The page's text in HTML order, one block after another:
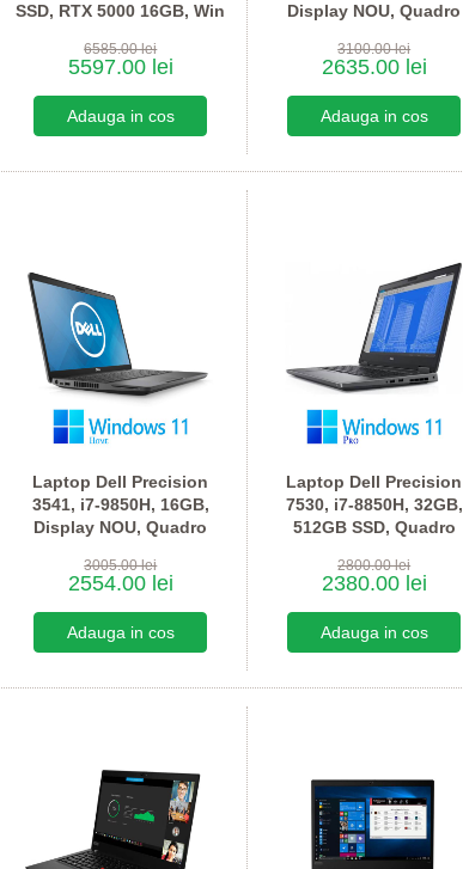
SSD, RTX 5000 16GB, Win
6585.00 lei
5597.00 lei
Display NOU, Quadro
3100.00 lei
2635.00 lei
Laptop Dell Precision
3541, i7-9850H, 16GB,
Display NOU, Quadro
3005.00 lei
2554.00 lei
Laptop Dell Precision
7530, i7-8850H, 32GB,
512GB SSD, Quadro
2800.00 lei
2380.00 lei